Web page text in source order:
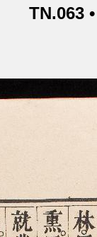
TN.063